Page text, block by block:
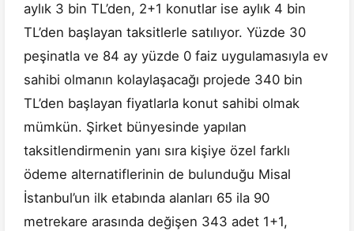
aylık 3 bin TL’den, 2+1 konutlar ise aylık 4 bin
TL’den başlayan taksitlerle satılıyor. Yüzde 30
peşinatla ve 84 ay yüzde 0 faiz uygulamasıyla ev
sahibi olmanın kolaylaşacağı projede 340 bin
TL’den başlayan fiyatlarla konut sahibi olmak
mümkün. Şirket bünyesinde yapılan
taksitlendirmenin yanı sıra kişiye özel farklı
ödeme alternatiflerinin de bulunduğu Misal
İstanbul’un ilk etabında alanları 65 ila 90
metrekare arasında değişen 343 adet 1+1,